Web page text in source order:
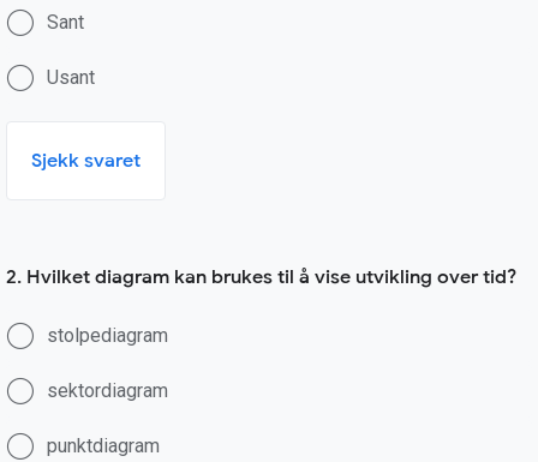
Sant
Usant
Sjekk svaret
2. Hvilket diagram kan brukes til å vise utvikling over tid?
stolpediagram
sektordiagram
punktdiagram